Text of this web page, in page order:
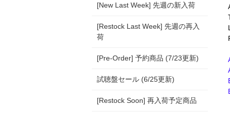
[New Last Week] 先週の新入荷
[Restock Last Week] 先週の再入
荷
[Pre-Order] 予約商品 (7/23更新)
試聴盤セール (6/25更新)
[Restock Soon] 再入荷予定商品